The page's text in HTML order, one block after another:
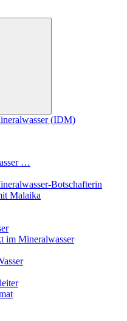
…
Botschafterin
Malaika
im Mineralwasser